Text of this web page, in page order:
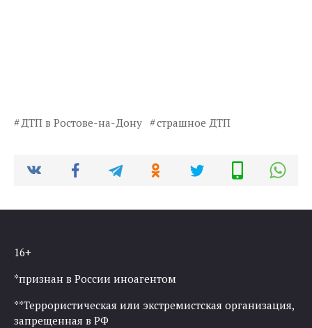
ДТП в Ростове-на-Дону страшное ДТП
16+
*признан в России иноагентом
**Террористическая или экстремистская организация,
запрещенная в РФ